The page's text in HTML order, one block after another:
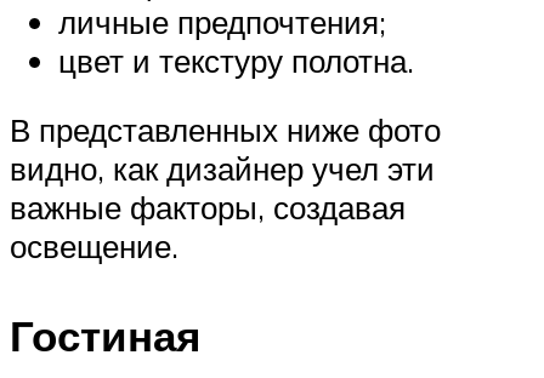
личные предпочтения;
цвет и текстуру полотна.
В представленных ниже фото
видно, как дизайнер учел эти
важные факторы, создавая
освещение.
Гостиная